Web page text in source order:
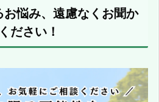
お悩み、遠慮なくお聞か
ださい！